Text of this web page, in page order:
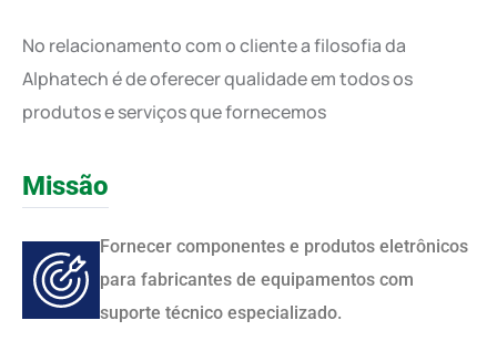
No relacionamento com o cliente a filosofia da
Alphatech é de oferecer qualidade em todos os
produtos e serviços que fornecemos
Missão
Fornecer componentes e produtos eletrônicos
para fabricantes de equipamentos com
suporte técnico especializado.